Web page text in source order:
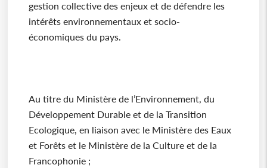
gestion collective des enjeux et de défendre les
intérêts environnementaux et socio-
économiques du pays.
Au titre du Ministère de l’Environnement, du
Développement Durable et de la Transition
Ecologique, en liaison avec le Ministère des Eaux
et Forêts et le Ministère de la Culture et de la
Francophonie ;